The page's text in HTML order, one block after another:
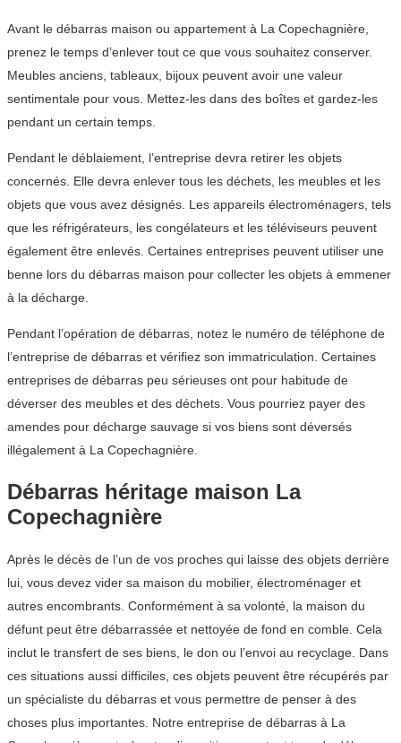
Avant le débarras maison ou appartement à La Copechagnière,
prenez le temps d’enlever tout ce que vous souhaitez conserver.
Meubles anciens, tableaux, bijoux peuvent avoir une valeur
sentimentale pour vous. Mettez-les dans des boîtes et gardez-les
pendant un certain temps.
Pendant le déblaiement, l’entreprise devra retirer les objets
concernés. Elle devra enlever tous les déchets, les meubles et les
objets que vous avez désignés. Les appareils électroménagers, tels
que les réfrigérateurs, les congélateurs et les téléviseurs peuvent
également être enlevés. Certaines entreprises peuvent utiliser une
benne lors du débarras maison pour collecter les objets à emmener
à la décharge.
Pendant l’opération de débarras, notez le numéro de téléphone de
l’entreprise de débarras et vérifiez son immatriculation. Certaines
entreprises de débarras peu sérieuses ont pour habitude de
déverser des meubles et des déchets. Vous pourriez payer des
amendes pour décharge sauvage si vos biens sont déversés
illégalement à La Copechagnière.
Débarras héritage maison La
Copechagnière
Après le décès de l’un de vos proches qui laisse des objets derrière
lui, vous devez vider sa maison du mobilier, électroménager et
autres encombrants. Conformément à sa volonté, la maison du
défunt peut être débarrassée et nettoyée de fond en comble. Cela
inclut le transfert de ses biens, le don ou l’envoi au recyclage. Dans
ces situations aussi difficiles, ces objets peuvent être récupérés par
un spécialiste du débarras et vous permettre de penser à des
choses plus importantes. Notre entreprise de débarras à La